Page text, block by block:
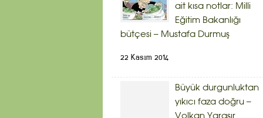
ait kısa notlar: Milli
Eğitim Bakanlığı
bütçesi – Mustafa Durmuş
22 Kasım 2014
Büyük durgunluktan
yıkıcı faza doğru –
Volkan Yaraşır